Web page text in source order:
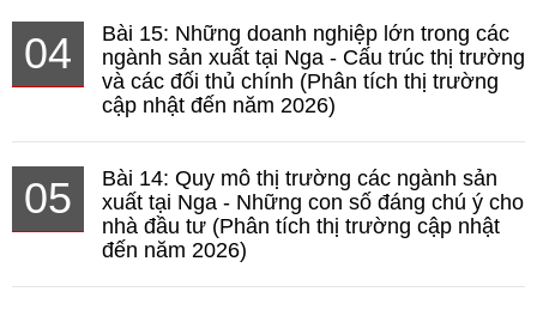
04
Bài 15: Những doanh nghiệp lớn trong các
ngành sản xuất tại Nga - Cấu trúc thị trường
và các đối thủ chính (Phân tích thị trường
cập nhật đến năm 2026)
05
Bài 14: Quy mô thị trường các ngành sản
xuất tại Nga - Những con số đáng chú ý cho
nhà đầu tư (Phân tích thị trường cập nhật
đến năm 2026)